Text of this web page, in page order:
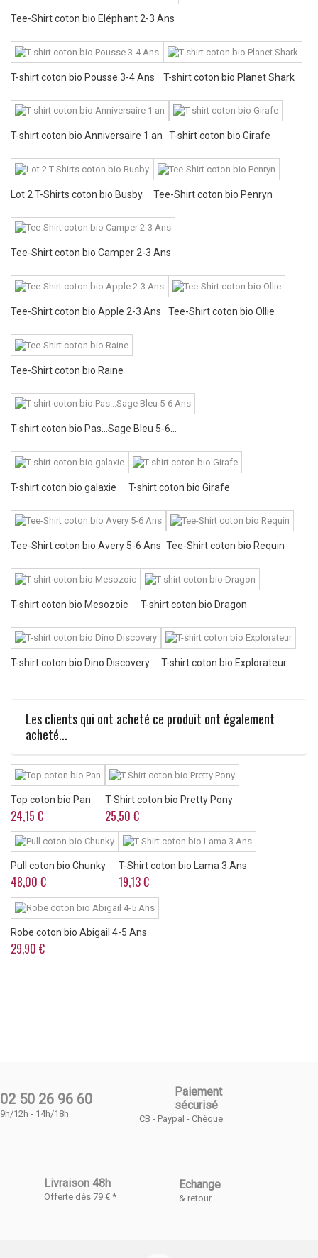
Tee-Shirt coton bio Eléphant 2-3 Ans
T-shirt coton bio Pousse 3-4 Ans T-shirt coton bio Planet Shark
T-shirt coton bio Anniversaire 1 an T-shirt coton bio Girafe
Lot 2 T-Shirts coton bio Busby Tee-Shirt coton bio Penryn
Tee-Shirt coton bio Camper 2-3 Ans
Tee-Shirt coton bio Apple 2-3 Ans Tee-Shirt coton bio Ollie
Tee-Shirt coton bio Raine
T-shirt coton bio Pas...Sage Bleu 5-6...
T-shirt coton bio galaxie T-shirt coton bio Girafe
Tee-Shirt coton bio Avery 5-6 Ans Tee-Shirt coton bio Requin
T-shirt coton bio Mesozoic T-shirt coton bio Dragon
T-shirt coton bio Dino Discovery T-shirt coton bio Explorateur
Les clients qui ont acheté ce produit ont également
acheté...
Top coton bio Pan
24,15 €
T-Shirt coton bio Pretty Pony
25,50 €
Pull coton bio Chunky
48,00 €
T-Shirt coton bio Lama 3 Ans
19,13 €
Robe coton bio Abigail 4-5 Ans
29,90 €
02 50 26 96 60
9h/12h - 14h/18h
Paiement
sécurisé
CB - Paypal - Chèque
Livraison 48h
Offerte dès 79 € *
Echange
& retour